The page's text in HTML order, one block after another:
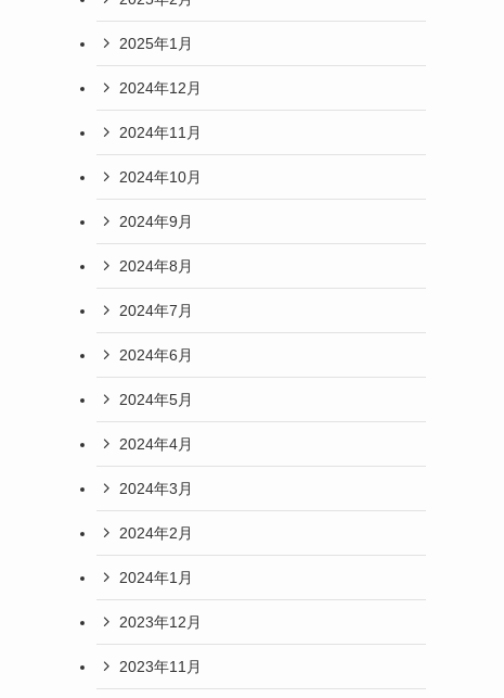
2025年1月
2024年12月
2024年11月
2024年10月
2024年9月
2024年8月
2024年7月
2024年6月
2024年5月
2024年4月
2024年3月
2024年2月
2024年1月
2023年12月
2023年11月